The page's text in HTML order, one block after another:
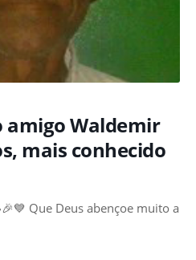
amigo Waldemir
mais conhecido
Que Deus abençoe muito a